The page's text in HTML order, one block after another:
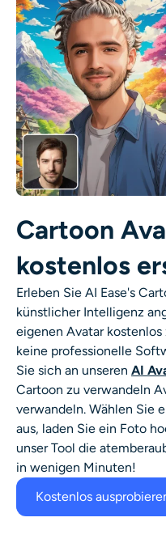
KI neu einfärben
KI-Stil-Bildgenerator
Hochformat-Werkzeuge
Frisuren-Wechsler
Kleiderbügel
KI-Baby
Headshot-Generator Pro
KI-Headshot-Generator
Passfoto-Ersteller
Video-Werkzeuge
Videoeffekte
Cartoon
kostenlos
Erleben Sie AI Ease's
künstlicher Intelligenz
eigenen Avatar
keine professionelle
Sie sich an unseren AI
Cartoon zu verwandeln
verwandeln. Wählen Sie
aus, laden Sie ein Foto
unser Tool die
in wenigen Minuten!
Kostenlos